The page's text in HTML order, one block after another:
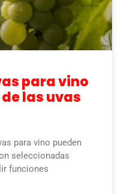
para vino
las uvas
para vino pueden
seleccionadas
funciones